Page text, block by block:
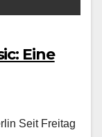
Eine
Seit Fre­itag